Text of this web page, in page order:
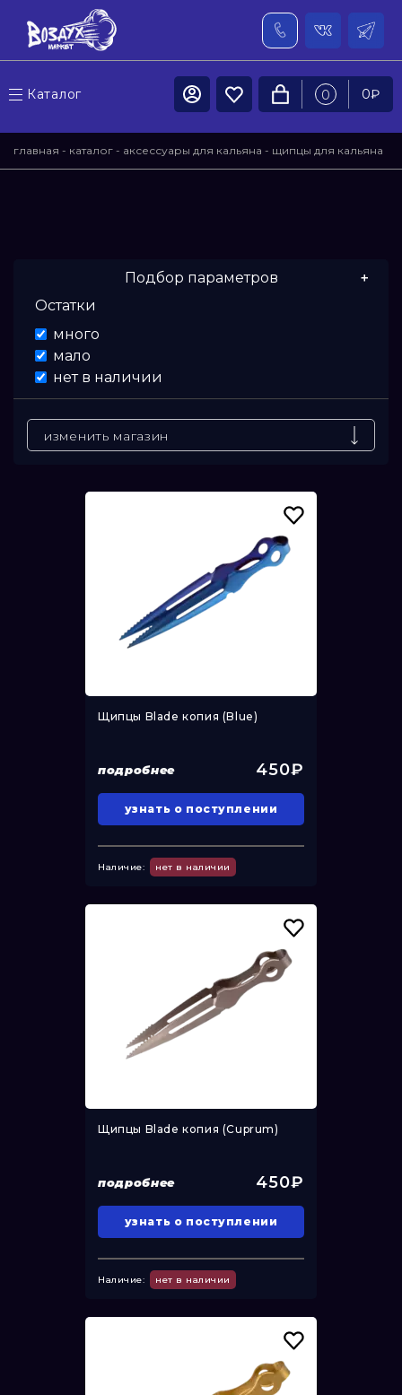
Каталог 0 0₽
главная - каталог - аксессуары для кальяна - щипцы для кальяна
Подбор параметров
Цена
От
До
Остатки
много
мало
нет в наличии
изменить магазин
Щипцы Blade копия (Blue)
подробнее 450₽
узнать о поступлении
Наличие: нет в наличии
Щипцы Blade копия (Cuprum)
подробнее 450₽
узнать о поступлении
Наличие: нет в наличии